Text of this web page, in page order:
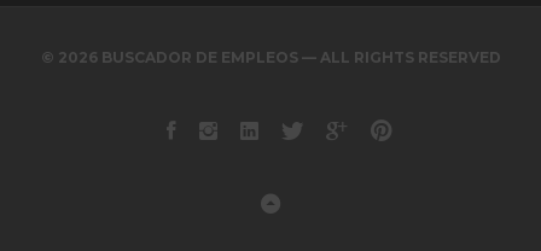
© 2026 BUSCADOR DE EMPLEOS — ALL RIGHTS RESERVED
Facebook
instagram
LinkedinTwitterGoogle+